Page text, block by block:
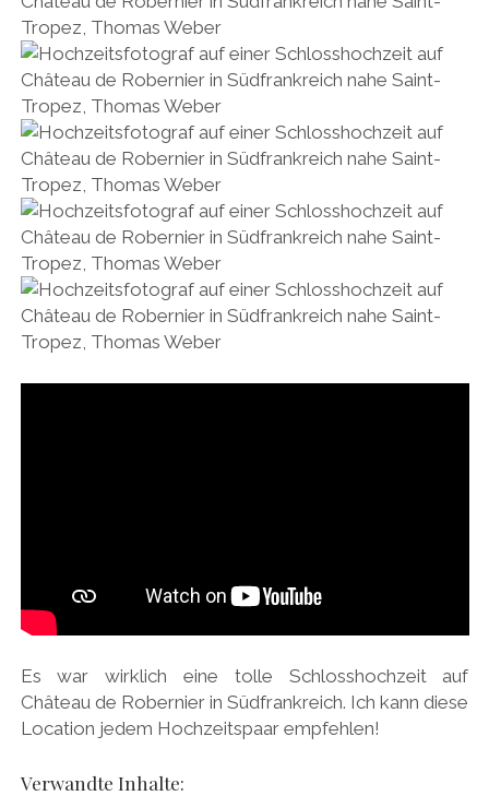
Es war wirklich eine tolle Schlosshochzeit auf
Château de Robernier in Südfrankreich. Ich kann diese
Location jedem Hochzeitspaar empfehlen!
Verwandte Inhalte: